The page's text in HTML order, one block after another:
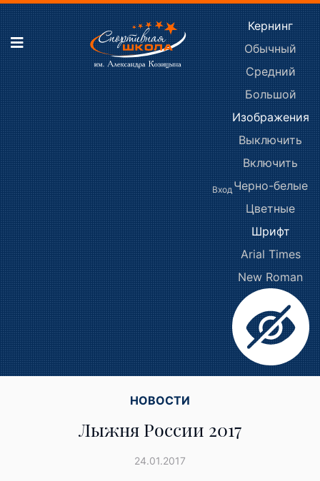
Кернинг
Обычный
Средний
Большой
Изображения
Выключить
Включить
Черно-белые
Цветные
Шрифт
Arial Times
New Roman
Вход
НОВОСТИ
Лыжня России 2017
24.01.2017